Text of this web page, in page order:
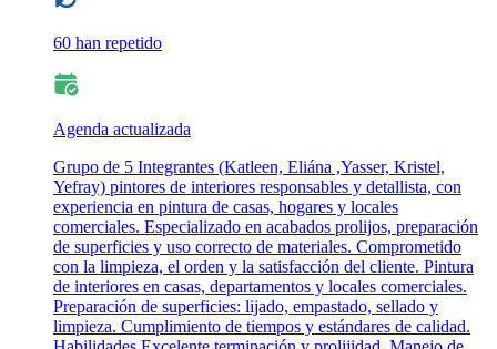
60 han repetido
Agenda actualizada
Grupo de 5 Integrantes (Katleen, Eliána ,Yasser, Kristel,
Yefray) pintores de interiores responsables y detallista, con
experiencia en pintura de casas, hogares y locales
comerciales. Especializado en acabados prolijos, preparación
de superficies y uso correcto de materiales. Comprometido
con la limpieza, el orden y la satisfacción del cliente. Pintura
de interiores en casas, departamentos y locales comerciales.
Preparación de superficies: lijado, empastado, sellado y
limpieza. Cumplimiento de tiempos y estándares de calidad.